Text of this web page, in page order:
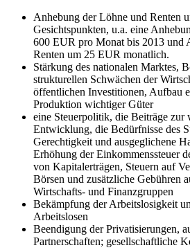
Anhebung der Löhne und Renten
Gesichtspunkten, u.a. eine
600 EUR pro Monat bis 2013 und
Renten um 25 EUR monatlich.
Stärkung des nationalen Marktes,
strukturellen Schwächen der
öffentlichen Investitionen, Aufbau
Produktion wichtiger Güter
eine Steuerpolitik, die Beiträge zur
Entwicklung, die Bedürfnisse des
Gerechtigkeit und ausgeglichene
Erhöhung der Einkommenssteuer
von Kapitalerträgen, Steuern auf
Börsen und zusätzliche Gebühren
Wirtschafts- und Finanzgruppen
Bekämpfung der Arbeitslosigkeit
Arbeitslosen
Beendigung der Privatisierungen,
Partnerschaften; gesellschaftliche